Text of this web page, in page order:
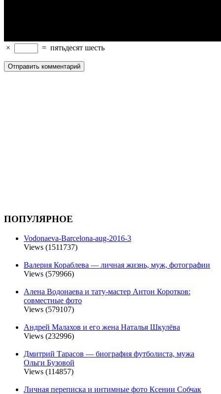
× = пятьдесят шесть
ПОПУЛЯРНОЕ
Vodonaeva-Barcelona-aug-2016-3
Views (1511737)
Валерия Кораблева — личная жизнь, муж, фотографии
Views (579966)
Алена Водонаева и тату-мастер Антон Коротков:
совместные фото
Views (579107)
Андрей Малахов и его жена Наталья Шкулёва
Views (232996)
Дмитрий Тарасов — биография футболиста, мужа
Ольги Бузовой
Views (114857)
Личная переписка и интимные фото Ксении Собчак